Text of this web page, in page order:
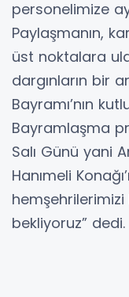
personelimize
Paylaşmanın,
üst noktalara
dargınların bir
Bayramı’nın
Bayramlaşma
Salı Günü yani
Hanımeli
bekliyoruz” dedi.